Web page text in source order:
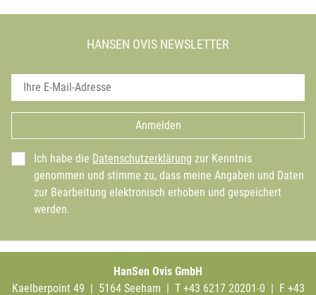
HANSEN OVIS NEWSLETTER
Anmelden
Ich habe die Datenschutzerklärung zur Kenntnis
genommen und stimme zu, dass meine Angaben und Daten
zur Bearbeitung elektronisch erhoben und gespeichert
werden.
HanSen Ovis GmbH
Kaelberpoint 49 | 5164 Seeham | T +43 6217 20201-0 | F +43